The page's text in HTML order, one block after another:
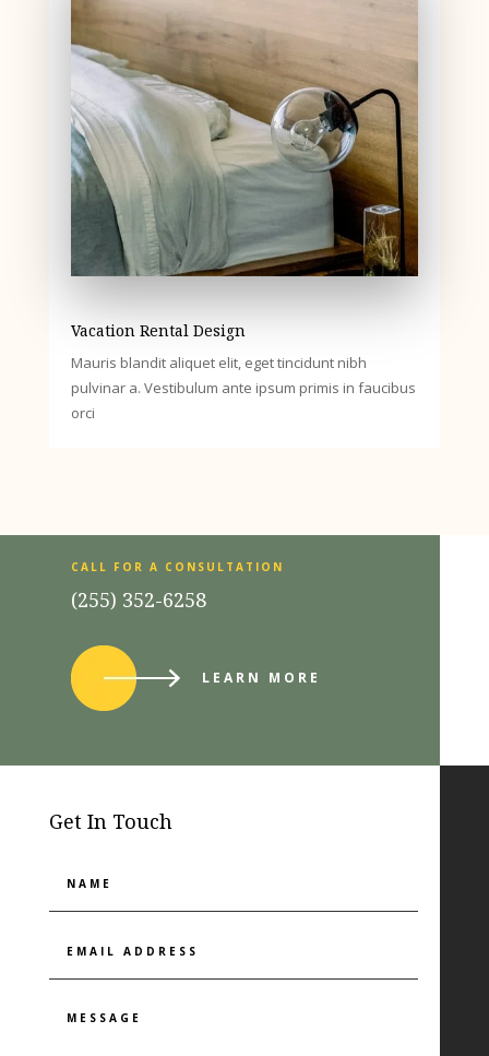
Vacation Rental Design
Mauris blandit aliquet elit, eget tincidunt nibh
pulvinar a. Vestibulum ante ipsum primis in faucibus
orci
CALL FOR A CONSULTATION
(255) 352-6258
LEARN MORE
Get In Touch